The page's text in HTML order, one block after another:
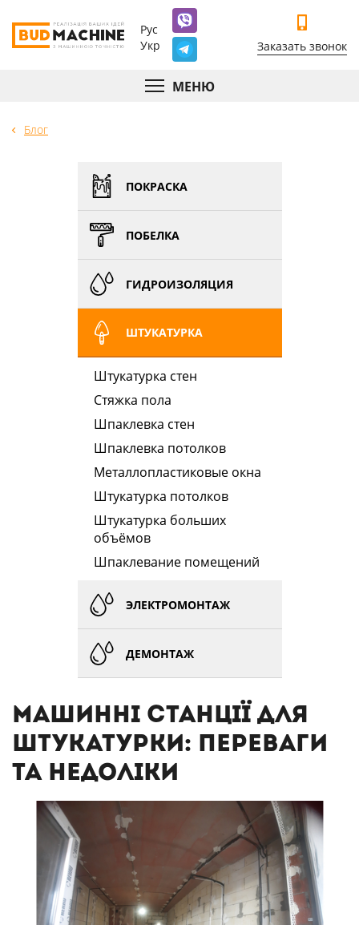
Рус
Укр
Заказать звонок
МЕНЮ
Блог
ПОКРАСКА
ПОБЕЛКА
ГИДРОИЗОЛЯЦИЯ
ШТУКАТУРКА
Штукатурка стен
Стяжка пола
Шпаклевка стен
Шпаклевка потолков
Металлопластиковые окна
Штукатурка потолков
Штукатурка больших
объёмов
Шпаклевание помещений
ЭЛЕКТРОМОНТАЖ
ДЕМОНТАЖ
Машинні станції для
штукатурки: переваги
та недоліки